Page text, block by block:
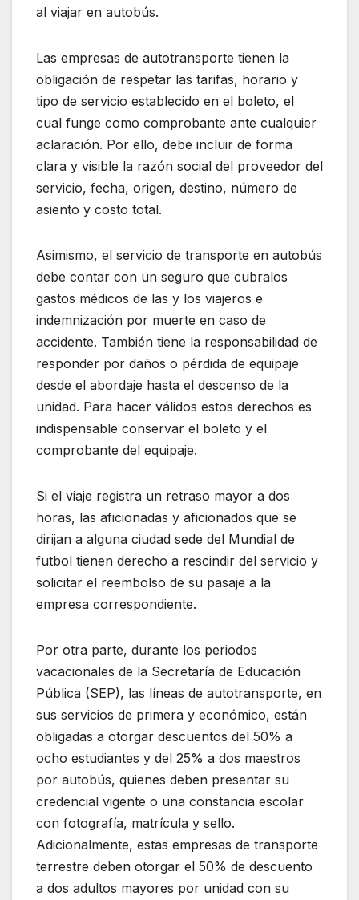
al viajar en autobús.
Las empresas de autotransporte tienen la
obligación de respetar las tarifas, horario y
tipo de servicio establecido en el boleto, el
cual funge como comprobante ante cualquier
aclaración. Por ello, debe incluir de forma
clara y visible la razón social del proveedor del
servicio, fecha, origen, destino, número de
asiento y costo total.
Asimismo, el servicio de transporte en autobús
debe contar con un seguro que cubralos
gastos médicos de las y los viajeros e
indemnización por muerte en caso de
accidente. También tiene la responsabilidad de
responder por daños o pérdida de equipaje
desde el abordaje hasta el descenso de la
unidad. Para hacer válidos estos derechos es
indispensable conservar el boleto y el
comprobante del equipaje.
Si el viaje registra un retraso mayor a dos
horas, las aficionadas y aficionados que se
dirijan a alguna ciudad sede del Mundial de
futbol tienen derecho a rescindir del servicio y
solicitar el reembolso de su pasaje a la
empresa correspondiente.
Por otra parte, durante los periodos
vacacionales de la Secretaría de Educación
Pública (SEP), las líneas de autotransporte, en
sus servicios de primera y económico, están
obligadas a otorgar descuentos del 50% a
ocho estudiantes y del 25% a dos maestros
por autobús, quienes deben presentar su
credencial vigente o una constancia escolar
con fotografía, matrícula y sello.
Adicionalmente, estas empresas de transporte
terrestre deben otorgar el 50% de descuento
a dos adultos mayores por unidad con su